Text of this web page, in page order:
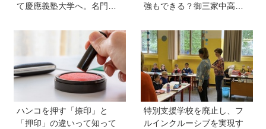
て慶應義塾大学へ。名門・
受験の反動からゲーム依存
症に。成績急降下から“いい
大学に入る”までの道のり
【慶應生よしださん｜前
編】
強もできる？御三家中高卒
史さんが教えるゲームしな
がら受験で勝つためのメソ
ッド
ハンコを押す「捺印」と
「押印」の違いって知って
特別支援学校を廃止し、フ
ルインクルーシブを実現す